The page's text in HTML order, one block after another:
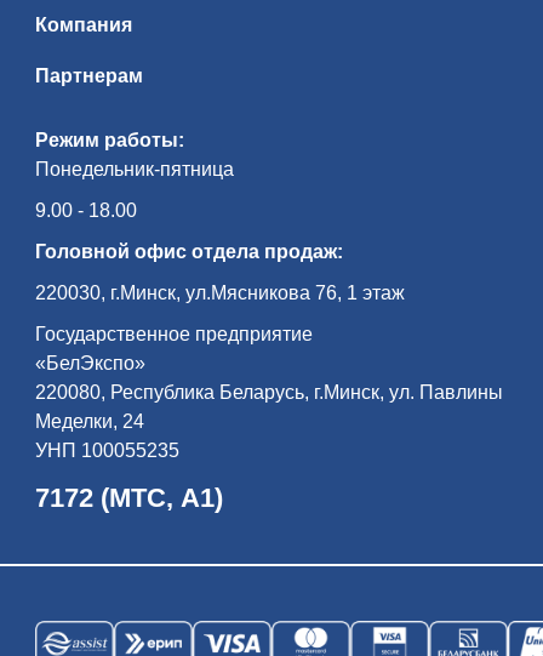
Режим работы:
Понедельник-пятница
9.00 - 18.00
Головной офис отдела продаж:
220030, г.Минск, ул.Мясникова 76, 1 этаж
Государственное предприятие
«БелЭкспо»
220080, Республика Беларусь, г.Минск, ул. Павлины
Меделки, 24
УНП 100055235
7172 (МТС, А1)
Компания
Партнерам